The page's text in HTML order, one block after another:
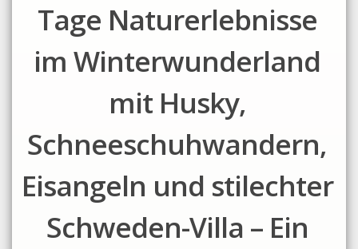
Tage Naturerlebnisse
im Winterwunderland
mit Husky,
Schneeschuhwandern,
Eisangeln und stilechter
Schweden-Villa – Ein